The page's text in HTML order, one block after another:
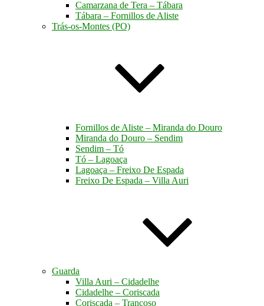
Camarzana de Tera – Tábara
Tábara – Fornillos de Aliste
Trás-os-Montes (PO)
Fornillos de Aliste – Miranda do Douro
Miranda do Douro – Sendim
Sendim – Tó
Tó – Lagoaça
Lagoaça – Freixo De Espada
Freixo De Espada – Villa Auri
Guarda
Villa Auri – Cidadelhe
Cidadelhe – Coriscada
Coriscada – Trancoso